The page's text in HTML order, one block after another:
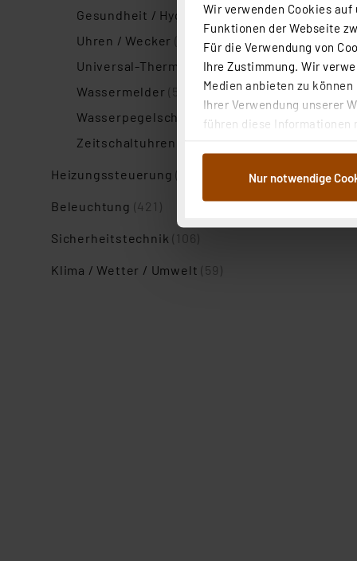
Wir verwenden Cookies
Funktionen der Webseite
Für die Verwendung von
Ihre Zustimmung. Wir
Medien anbieten zu
Ihrer Verwendung unserer
führen diese Informationen
Weiterverarbeitung für die
Abs.1a DSG-VO) zu. Eine
Auswertung und Analyse
Nur notwendige
Gesundheit / Hygiene(6)
Uhren / Wecker(11)
Universal-Thermostate(2)
Wassermelder(5)
Wasserpegelschalter(2)
Zeitschaltuhren
Heizungssteuerung(115)
Beleuchtung (421)
Sicherheitstechnik(106)
Klima / Wetter / Umwelt(59)